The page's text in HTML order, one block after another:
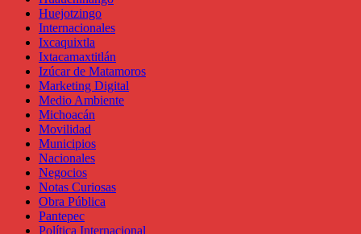
Huejotzingo
Internacionales
Ixcaquixtla
Ixtacamaxtitlán
Izúcar de Matamoros
Marketing Digital
Medio Ambiente
Michoacán
Movilidad
Municipios
Nacionales
Negocios
Notas Curiosas
Obra Pública
Pantepec
Política Internacional